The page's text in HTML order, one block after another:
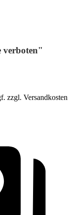
verboten"
zzgl. Versandkosten